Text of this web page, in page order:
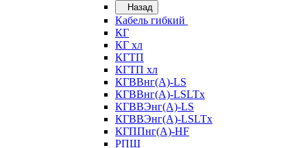
Назад
Кабель гибкий
КГ
КГ хл
КГТП
КГТП хл
КГВВнг(А)-LS
КГВВнг(А)-LSLTx
КГВВЭнг(А)-LS
КГВВЭнг(А)-LSLTx
КГППнг(А)-HF
РПШ